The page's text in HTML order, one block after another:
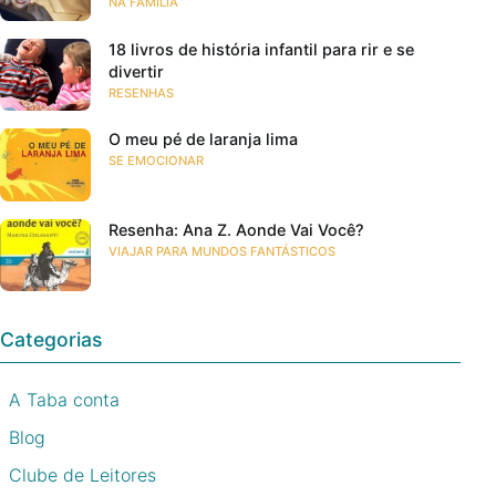
18 livros de história infantil para rir e se
divertir
RESENHAS
O meu pé de laranja lima
SE EMOCIONAR
Resenha: Ana Z. Aonde Vai Você?
VIAJAR PARA MUNDOS FANTÁSTICOS
Categorias
A Taba conta
Blog
Clube de Leitores